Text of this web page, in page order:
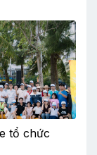
tổ chức